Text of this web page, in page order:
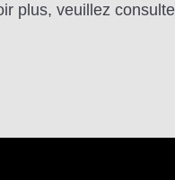
plus, veuillez